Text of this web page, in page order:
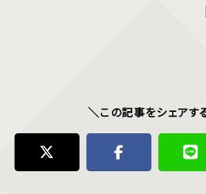
＼この記事をシェアす